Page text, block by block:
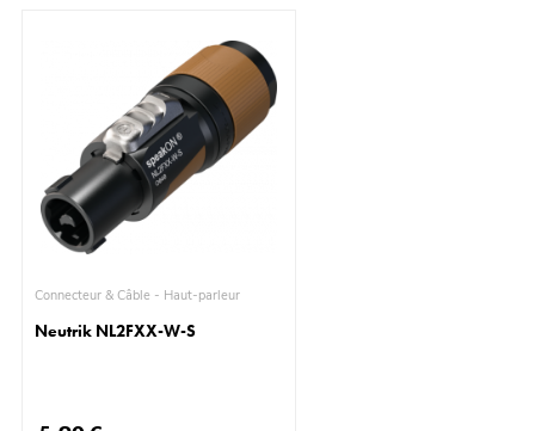
Connecteur & Câble - Haut-parleur
Neutrik NL2FXX-W-S